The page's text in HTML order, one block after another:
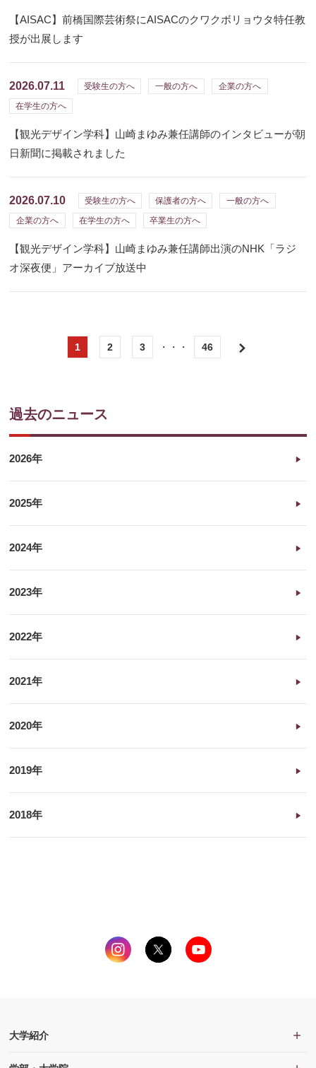
【AISAC】前橋国際芸術祭にAISACのクワクボリョウタ特任教
授が出展します
2026.07.11 受験生の方へ 一般の方へ 企業の方へ
在学生の方へ
【観光デザイン学科】山崎まゆみ兼任講師のインタビューが朝
日新聞に掲載されました
2026.07.10 受験生の方へ 保護者の方へ 一般の方へ
企業の方へ 在学生の方へ 卒業生の方へ
【観光デザイン学科】山崎まゆみ兼任講師出演のNHK「ラジ
オ深夜便」アーカイブ放送中
1 2 3 ・・・ 46
次
過去のニュース
2026年
2025年
2024年
2023年
2022年
2021年
2020年
2019年
2018年
大学紹介